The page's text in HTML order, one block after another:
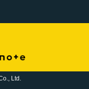
Ltd.